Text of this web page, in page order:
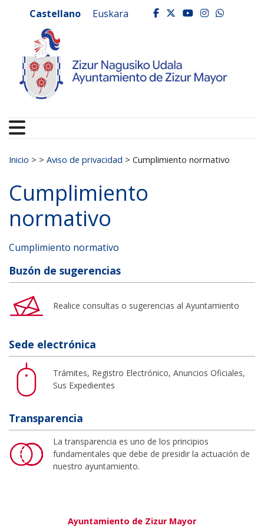
Ayuntamiento de
Castellano Euskara facebook
twitter
youtube
Buscar:
Inicio > > Aviso de privacidad > Cumplimiento normativo
Cumplimiento
normativo
Cumplimiento normativo
Buzón de sugerencias
Realice consultas o sugerencias al Ayuntamiento
Sede electrónica
Trámites, Registro Electrónico, Anuncios Oficiales,
Sus Expedientes
Transparencia
La transparencia es uno de los principios
fundamentales que debe de presidir la actuación de
nuestro ayuntamiento.
Ayuntamiento de Zizur Mayor